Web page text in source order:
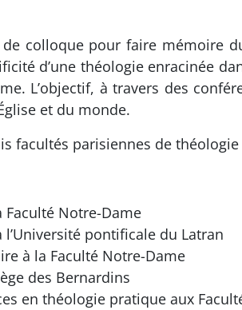
colloque pour faire mémoire
d’une théologie enracinée
L’objectif, à travers des
et du monde.
facultés parisiennes de
Faculté Notre-Dame
pontificale du Latran
à la Faculté Notre-Dame
des Bernardins
en théologie pratique aux